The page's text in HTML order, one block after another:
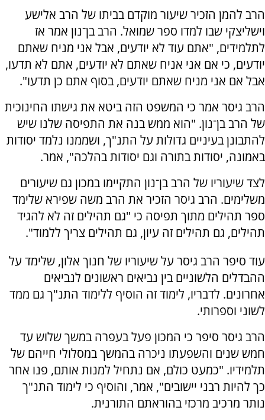
הרב להמן הזכיר שיעור מוקדם בביתו של הרב אלישע
וישליצקי שבו למדו ספר שמואל. הרב בן־נון אמר אז
לתלמידים, "אתם עוד לא יודעים, אבל אני מניח שאתם
יודעים, כי אם אני אניח שאתם לא יודעים, אתם לא תדעו,
אבל אם אני מניח שאתם יודעים, בסוף אתם כן תדעו".
הרב גיסר אמר כי המשפט הזה ביטא את גישתו החינוכית
של הרב בן־נון. "הוא ממש בנה את התפיסה שלנו שיש
להתבונן בעיניים גדולות על התנ"ך, ושממנו נלמד יסודות
באמונה, יסודות בתורה וגם יסודות בהלכה", אמר.
לצד שיעוריו של הרב בן־נון התקיימו במכון גם שיעורים
משלימים. הרב גיסר הזכיר את הרב משה שפירא שלימד
ספר תהילים מתוך תפיסה כי "גם תהילים זה לא להגיד
תהילים, גם תהילים זה עיון, גם תהילים צריך ללמוד".
עוד סיפר הרב גיסר על שיעוריו של חנוך אלון, שלימד על
ההבדלים הלשוניים בין נביאים ראשונים לנביאים
אחרונים. לדבריו, לימוד זה הוסיף ללימוד התנ"ך גם ממד
לשוני וספרותי.
הרב גיסר סיפר כי המכון פעל בעפרה במשך שלוש עד
חמש שנים והשפעתו ניכרה בהמשך במסלולי חייהם של
תלמידיו. "כמעט כולם, אם נתחיל למנות אותם, פנו אחר
כך להיות רבני יישובים", אמר, והוסיף כי לימוד התנ"ך
נותר מרכיב מרכזי בהוראתם התורנית.